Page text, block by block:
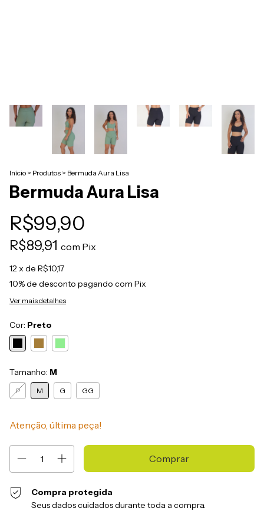
Início > Produtos > Bermuda Aura Lisa
Bermuda Aura Lisa
R$99,90
R$89,91 com Pix
12x de R$10,17
10% de desconto pagando com Pix
Ver mais detalhes
Cor: Preto
Tamanho: M
P M G GG
Atenção, última peça!
Compra protegida
Seus dados cuidados durante toda a compra.